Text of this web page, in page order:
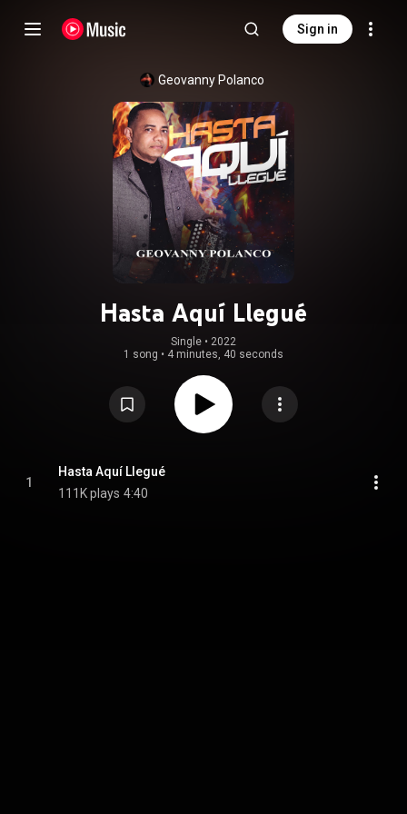
Sign in
Geovanny Polanco
Hasta Aquí Llegué
Single • 2022
1 song • 4 minutes, 40 seconds
1
Hasta Aquí Llegué
111K plays 4:40